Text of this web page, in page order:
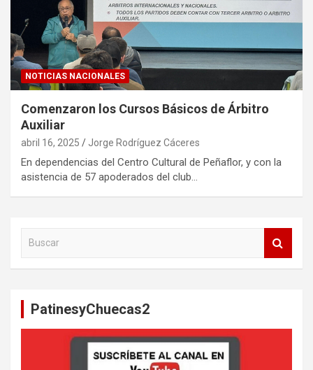
NOTICIAS NACIONALES
Comenzaron los Cursos Básicos de Árbitro
Auxiliar
abril 16, 2025 Jorge Rodríguez Cáceres
En dependencias del Centro Cultural de Peñaflor, y con la
asistencia de 57 apoderados del club…
PatinesyChuecas2